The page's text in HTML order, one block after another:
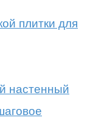
плитки для
настенный